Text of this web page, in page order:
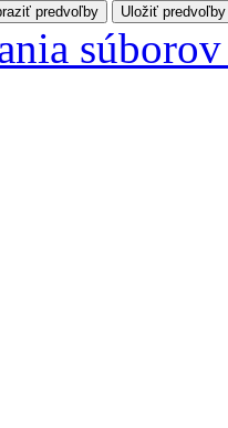
predvoľby Uložiť predvoľby